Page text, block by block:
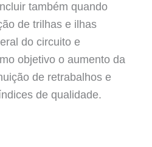
também quando
de trilhas e ilhas
do circuito e
objetivo o aumento da
de retrabalhos e
de qualidade.